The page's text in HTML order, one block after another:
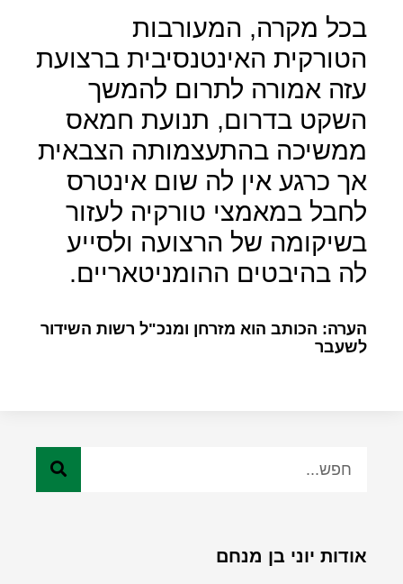
בכל מקרה, המעורבות
הטורקית האינטנסיבית ברצועת
עזה אמורה לתרום להמשך
השקט בדרום, תנועת חמאס
ממשיכה בהתעצמותה הצבאית
אך כרגע אין לה שום אינטרס
לחבל במאמצי טורקיה לעזור
בשיקומה של הרצועה ולסייע
לה בהיבטים ההומניטאריים.
הערה: הכותב הוא מזרחן ומנכ"ל רשות השידור
לשעבר
אודות יוני בן מנחם